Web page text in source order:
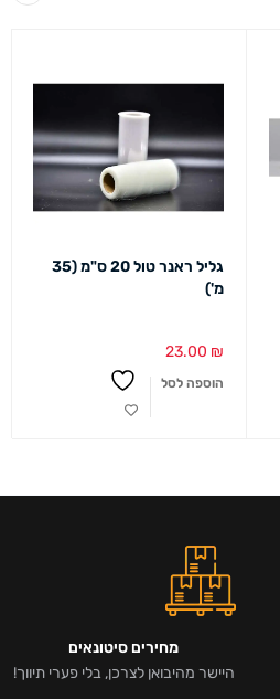
גליל ראנר טול 20 ס"מ (35
מ')
23.00 ₪
הוספה לסל
מחירים סיטונאים
היישר מהיבואן לצרכן, בלי פערי תיווך!